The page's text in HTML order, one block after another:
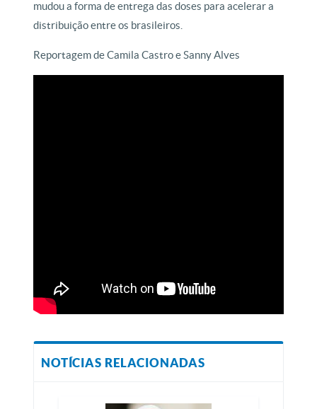
mudou a forma de entrega das doses para acelerar a
distribuição entre os brasileiros.
Reportagem de Camila Castro e Sanny Alves
NOTÍCIAS RELACIONADAS